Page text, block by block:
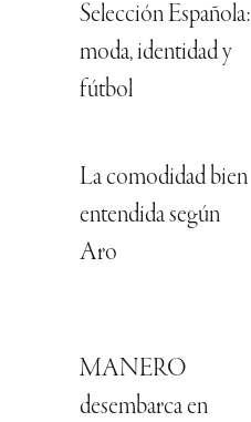
Selección Española:
moda, identidad y
fútbol
La comodidad bien
entendida según
Aro
MANERO
desembarca en